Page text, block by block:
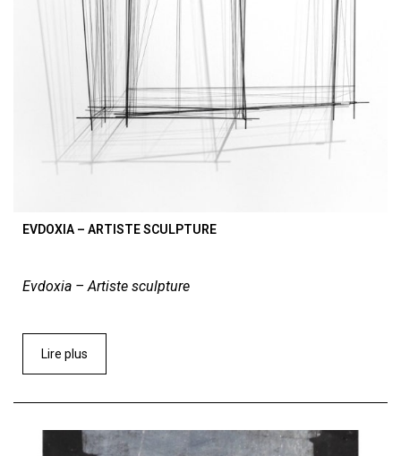
EVDOXIA – ARTISTE SCULPTURE
Evdoxia – Artiste sculpture
Lire plus